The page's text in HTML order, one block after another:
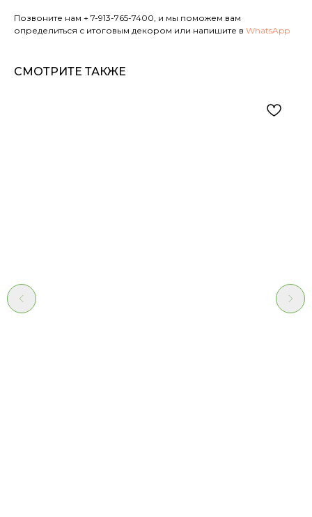
Позвоните нам + 7-913-765-7400, и мы поможем вам
определиться с итоговым декором или напишите в WhatsApp
СМОТРИТЕ ТАКЖЕ